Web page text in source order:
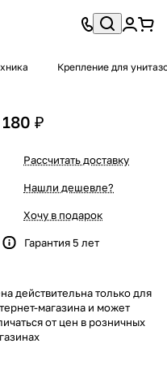
Крепление для
180 ₽
Рассчитать доставку
Нашли дешевле?
Хочу в подарок
Гарантия 5 лет
действительна только для
магазина и может
от цен в розничных